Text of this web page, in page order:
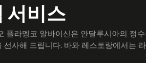
서비스
라멩코 알바이신은 안달루시아의 정
사해 드립니다. 바와 레스토랑에서는